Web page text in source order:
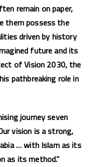
remain on paper,
them possess the
driven by history
future and its
of Vision 2030, the
pathbreaking role in
journey seven
vision is a strong,
… with Islam as its
as its method.”